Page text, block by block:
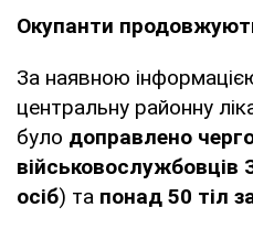
Окупанти
За наявною
центральну районну
було доправлено
осіб) та понад 50 тіл